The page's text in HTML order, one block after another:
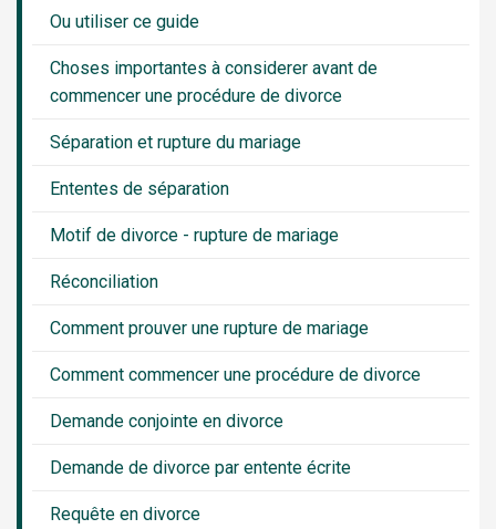
Sidebar
Ou utiliser ce guide
Choses importantes à considerer avant de
commencer une procédure de divorce
Séparation et rupture du mariage
Ententes de séparation
Motif de divorce - rupture de mariage
Réconciliation
Comment prouver une rupture de mariage
Comment commencer une procédure de divorce
Demande conjointe en divorce
Demande de divorce par entente écrite
Requête en divorce